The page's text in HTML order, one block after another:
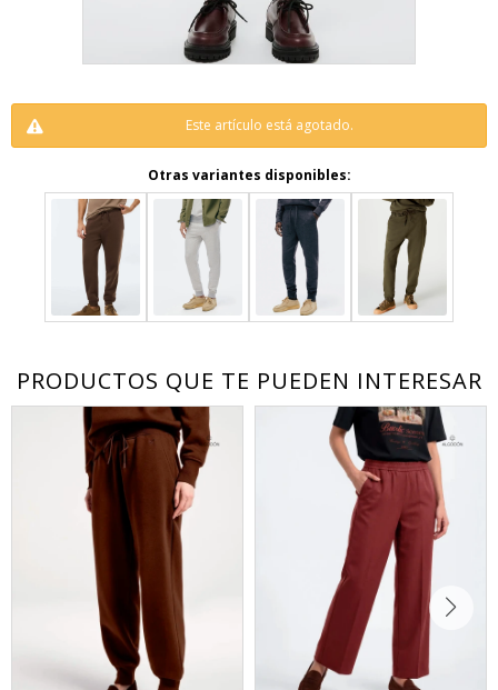
Este artículo está agotado.
Otras variantes disponibles:
PRODUCTOS QUE TE PUEDEN INTERESAR